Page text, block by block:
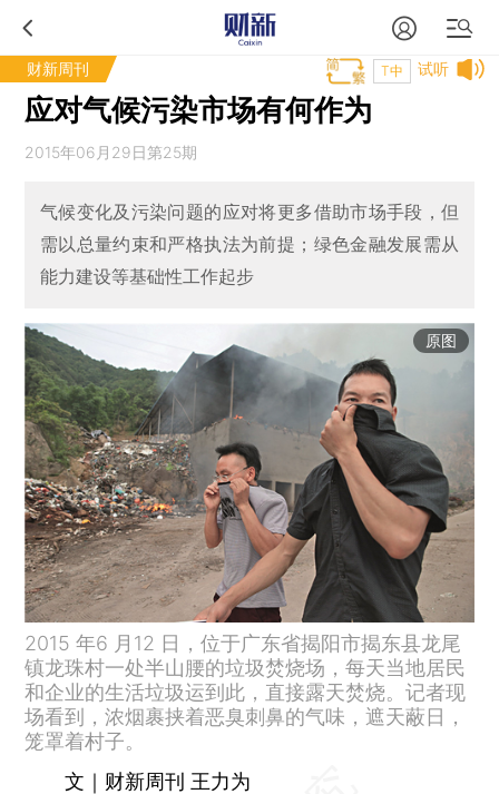
财新周刊 试听
T中
应对气候污染市场有何作为
2015年06月29日第25期
气候变化及污染问题的应对将更多借助市场手段，但
需以总量约束和严格执法为前提；绿色金融发展需从
能力建设等基础性工作起步
原图
2015 年6 月12 日，位于广东省揭阳市揭东县龙尾
镇龙珠村一处半山腰的垃圾焚烧场，每天当地居民
和企业的生活垃圾运到此，直接露天焚烧。记者现
场看到，浓烟裹挟着恶臭刺鼻的气味，遮天蔽日，
笼罩着村子。
文｜财新周刊 王力为